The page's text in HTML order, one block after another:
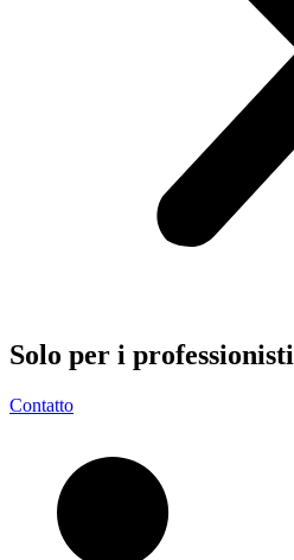
Solo per i professionisti
Contatto